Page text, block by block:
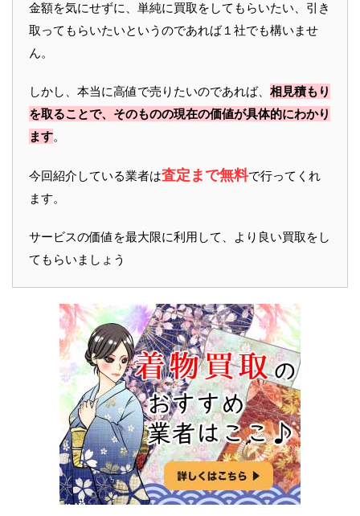
金額を気にせずに、単純に買取をしてもらいたい、引き
取ってもらいたいというのであれば１社でも構いませ
ん。
しかし、本当に高値で売りたいのであれば、 相見積もり
を取ることで、そのものの現在の価値が具体的にわかり
ます。
今回紹介している業者は査定まで無料で行ってくれ
ます。
サービスの価値を最大限に利用して、より良い買取をし
てもらいましょう